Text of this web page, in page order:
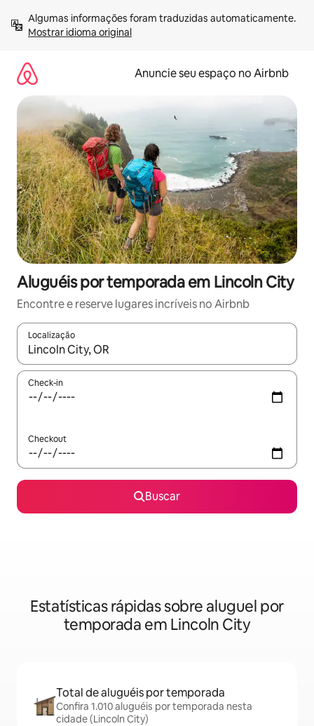
para
Mostrar idioma original
Anuncie seu espaço no Airbnb
Aluguéis por temporada em Lincoln City
Encontre e reserve lugares incríveis no Airbnb
Localização
Quando os resultados estiverem disponíveis, explore-os
Check-in
Checkout
Buscar
Estatísticas rápidas sobre aluguel por
temporada em Lincoln City
Total de aluguéis por temporada
Confira 1.010 aluguéis por temporada nesta
cidade (Lincoln City)